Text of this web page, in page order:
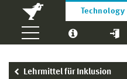
Technology
Lehrmittel für Inklusion